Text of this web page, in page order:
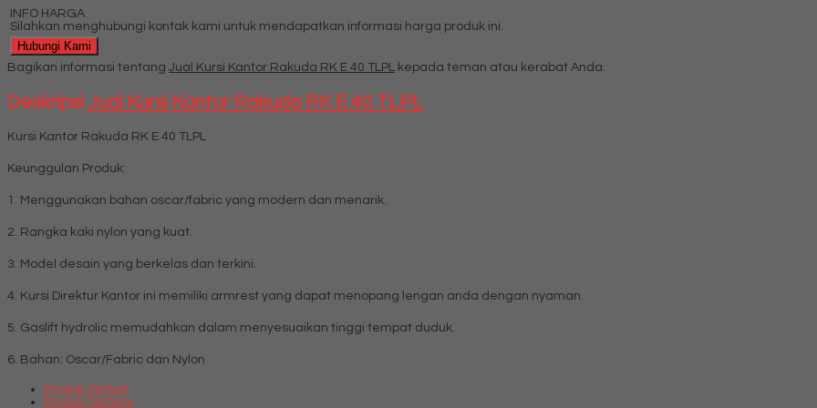
INFO HARGA
Silahkan menghubungi kontak kami untuk mendapatkan informasi harga produk ini.
Hubungi Kami
Bagikan informasi tentang Jual Kursi Kantor Rakuda RK E 40 TLPL kepada teman atau kerabat Anda.
DeskripsiJual Kursi Kantor Rakuda RK E 40 TLPL
Kursi Kantor Rakuda RK E 40 TLPL
Keunggulan Produk:
1. Menggunakan bahan oscar/fabric yang modern dan menarik.
2. Rangka kaki nylon yang kuat.
3. Model desain yang berkelas dan terkini.
4. Kursi Direktur Kantor ini memiliki armrest yang dapat menopang lengan anda dengan nyaman.
5. Gaslift hydrolic memudahkan dalam menyesuaikan tinggi tempat duduk.
6. Bahan: Oscar/Fabric dan Nylon
Produk Terkait
Produk Terbaru